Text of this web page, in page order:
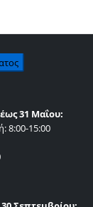
31 Μαΐου:
8:00-15:00